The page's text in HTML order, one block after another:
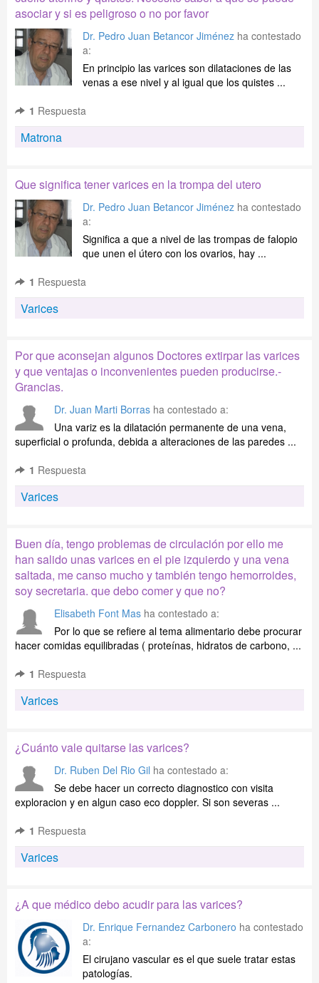
asociar y si es peligroso o no por favor
Dr. Pedro Juan Betancor Jiménez ha contestado
a:
En principio las varices son dilataciones de las
venas a ese nivel y al igual que los quistes ...
1 Respuesta
Matrona
Que significa tener varices en la trompa del utero
Dr. Pedro Juan Betancor Jiménez ha contestado
a:
Significa a que a nivel de las trompas de falopio
que unen el útero con los ovarios, hay ...
1 Respuesta
Varices
Por que aconsejan algunos Doctores extirpar las varices
y que ventajas o inconvenientes pueden producirse.-
Grancias.
Dr. Juan Marti Borras ha contestado a:
Una variz es la dilatación permanente de una vena,
superficial o profunda, debida a alteraciones de las paredes ...
1 Respuesta
Varices
Buen día, tengo problemas de circulación por ello me
han salido unas varices en el pie izquierdo y una vena
saltada, me canso mucho y también tengo hemorroides,
soy secretaria. que debo comer y que no?
Elisabeth Font Mas ha contestado a:
Por lo que se refiere al tema alimentario debe procurar
hacer comidas equilibradas ( proteínas, hidratos de carbono, ...
1 Respuesta
Varices
¿Cuánto vale quitarse las varices?
Dr. Ruben Del Rio Gil ha contestado a:
Se debe hacer un correcto diagnostico con visita
exploracion y en algun caso eco doppler. Si son severas ...
1 Respuesta
Varices
¿A que médico debo acudir para las varices?
Dr. Enrique Fernandez Carbonero ha contestado
a:
El cirujano vascular es el que suele tratar estas
patologías.